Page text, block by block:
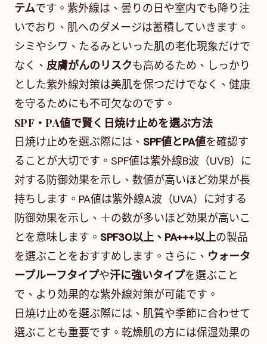
テムです。紫外線は、曇りの日や室内でも降り注
いでおり、肌へのダメージは蓄積していきます。
シミやシワ、たるみといった肌の老化現象だけで
なく、 皮膚がんのリスクも高めるため、しっかり
とした紫外線対策は美肌を保つだけでなく、健康
を守るためにも不可欠なのです。
SPF・PA値で賢く日焼け止めを選ぶ方法
日焼け止めを選ぶ際には、 SPF値とPA値を確認す
ることが大切です。SPF値は紫外線B波（UVB）に
対する防御効果を示し、数値が高いほど効果が長
持ちします。PA値は紫外線A波（UVA）に対する
防御効果を示し、＋の数が多いほど効果が高いこ
とを意味します。 SPF30以上、PA+++以上の製品
を選ぶことをおすすめします。さらに、 ウォータ
ープルーフタイプや汗に強いタイプを選ぶこと
で、より効果的な紫外線対策が可能です。
日焼け止めを選ぶ際には、肌質や季節に合わせて
選ぶことも重要です。乾燥肌の方には保湿効果の